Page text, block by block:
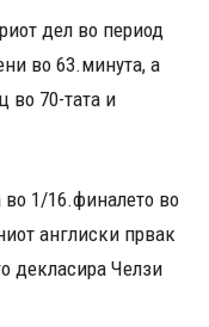
дел во период
во 63.минута, а
во 70-тата и
во 1/16.финалето во
англиски првак
декласира Челзи